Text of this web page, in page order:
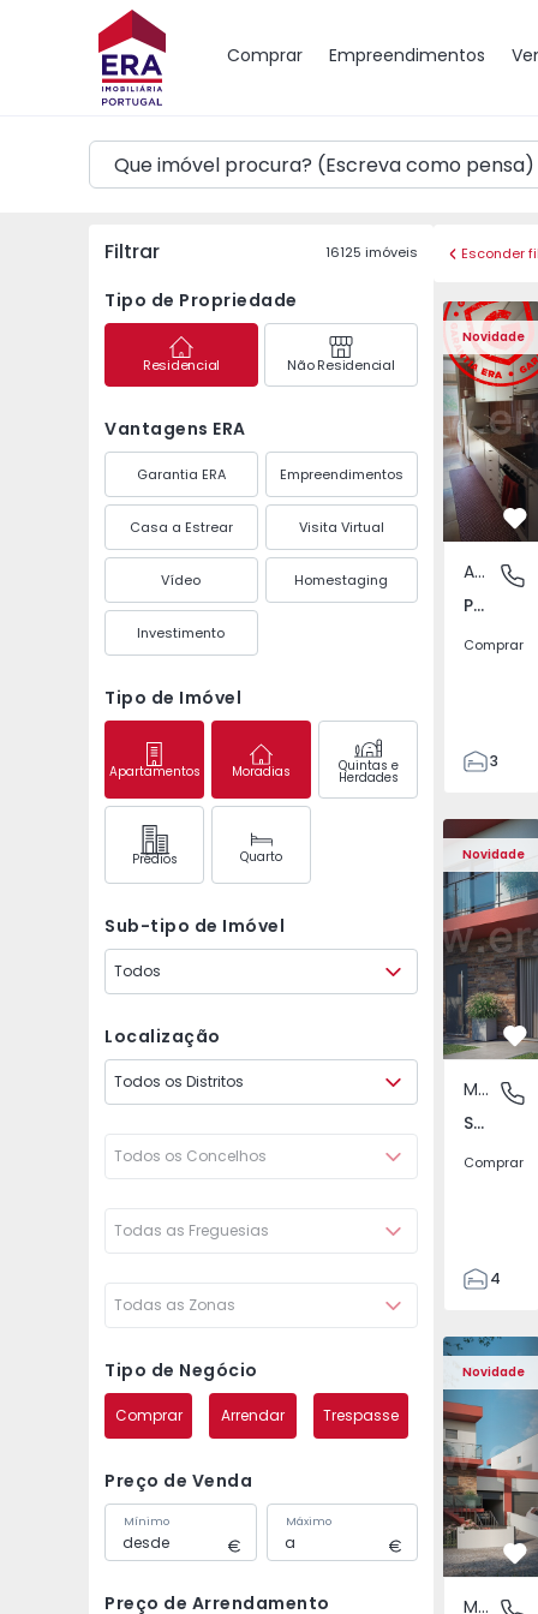
Comprar Empreendimentos
Mapa
Filtrar 16125 imóveis
Tipo de Propriedade
Residencial Não Residencial
Vantagens ERA
Garantia ERA Empreendimentos
Casa a Estrear Visita Virtual
Vídeo Homestaging
Investimento
Tipo de Imóvel
Apartamentos Moradias Quintas e
Herdades
Prédios Quarto
Sub-tipo de Imóvel
Todos
Localização
Todos os Distritos
Todos os Concelhos
Todas as Freguesias
Todas as Zonas
Tipo de Negócio
Comprar Arrendar Trespasse
Preço de Venda
Mínimo Máximo
Preço de Arrendamento
Esconder
Novidade
Apartamento T3
Apartamento
Pedrouços, Porto
Comprar
3
105
122
1
-1
Novidade
São
Moradia Geminada
São João das Lampas e Terrugem, Lisboa
Comprar
4
135
193
240
Novidade
Moradia Geminada
Moradia
Moradia Geminada